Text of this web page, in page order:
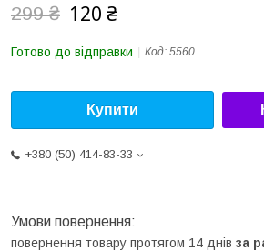
299 ₴ 120 ₴
Готово до відправки Код: 5560
Купити
+380 (50) 414-83-33
повернення товару протягом 14 днів за